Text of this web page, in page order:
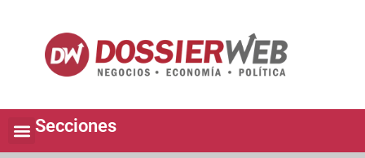
Secciones